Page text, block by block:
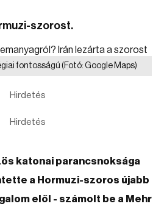
szorost.
fontosságú (Fotó: Google Maps)
Hirdetés
Hirdetés
katonai parancsnoksága
a Hormuzi-szoros újabb
elől - számolt be a Mehr